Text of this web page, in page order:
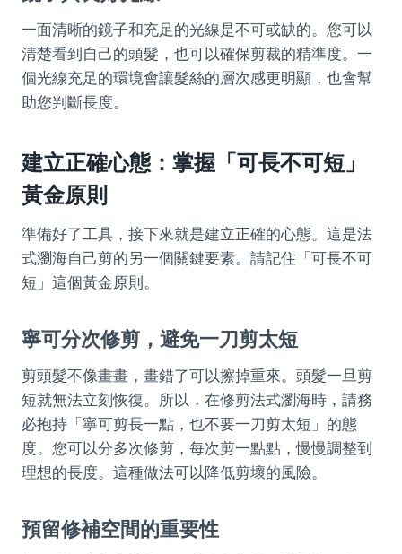
一面清晰的鏡子和充足的光線是不可或缺的。您可以
清楚看到自己的頭髮，也可以確保剪裁的精準度。一
個光線充足的環境會讓髮絲的層次感更明顯，也會幫
助您判斷長度。
建立正確心態：掌握「可長不可短」
黃金原則
準備好了工具，接下來就是建立正確的心態。這是法
式瀏海自己剪的另一個關鍵要素。請記住「可長不可
短」這個黃金原則。
寧可分次修剪，避免一刀剪太短
剪頭髮不像畫畫，畫錯了可以擦掉重來。頭髮一旦剪
短就無法立刻恢復。所以，在修剪法式瀏海時，請務
必抱持「寧可剪長一點，也不要一刀剪太短」的態
度。您可以分多次修剪，每次剪一點點，慢慢調整到
理想的長度。這種做法可以降低剪壞的風險。
預留修補空間的重要性